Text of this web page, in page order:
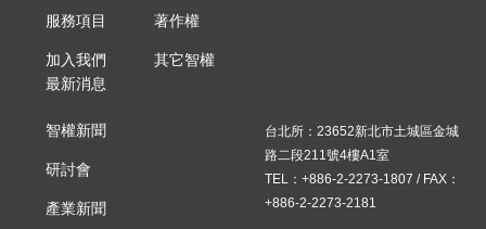
服務項目
加入我們
著作權
其它智權
最新消息
智權新聞
研討會
產業新聞
台北所：23652新北市土城區金城
路二段211號4樓A1室
TEL：+886-2-2273-1807 / FAX：
+886-2-2273-2181